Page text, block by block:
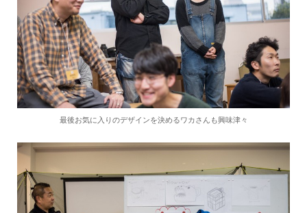
最後お気に入りのデザインを決めるワカさんも興味津々